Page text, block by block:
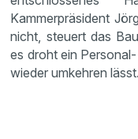
Kammerpräsident
nicht, steuert das
es droht ein
wieder umkehren